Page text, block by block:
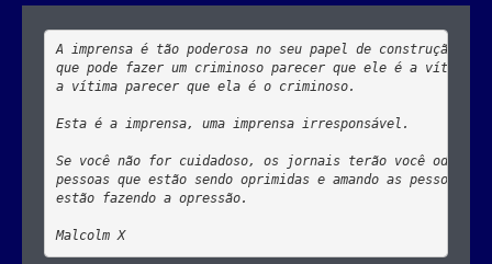
A imprensa é tão poderosa no seu papel de construção de
que pode fazer um criminoso parecer que ele é a vítima
a vítima parecer que ela é o criminoso.
Esta é a imprensa, uma imprensa irresponsável.
Se você não for cuidadoso, os jornais terão você
pessoas que estão sendo oprimidas e amando as pessoas
estão fazendo a opressão.
Malcolm X